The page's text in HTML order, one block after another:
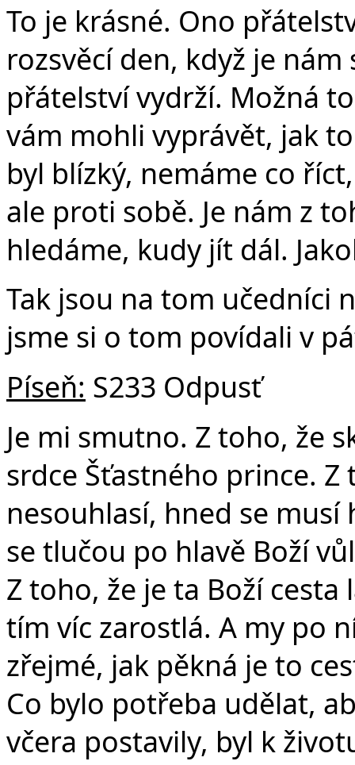
To je krásné. Ono
rozsvěcí den, když je
přátelství vydrží. Možná
vám mohli vyprávět, jak
byl blízký, nemáme co
ale proti sobě. Je nám z
hledáme, kudy jít dál.
Tak jsou na tom učedníci
jsme si o tom povídali v
Píseň: S233 Odpusť
Je mi smutno. Z toho, že
srdce Šťastného prince.
nesouhlasí, hned se
se tlučou po hlavě Boží
Z toho, že je ta Boží
tím víc zarostlá. A my po
zřejmé, jak pěkná je to
Co bylo potřeba udělat,
včera postavily, byl k